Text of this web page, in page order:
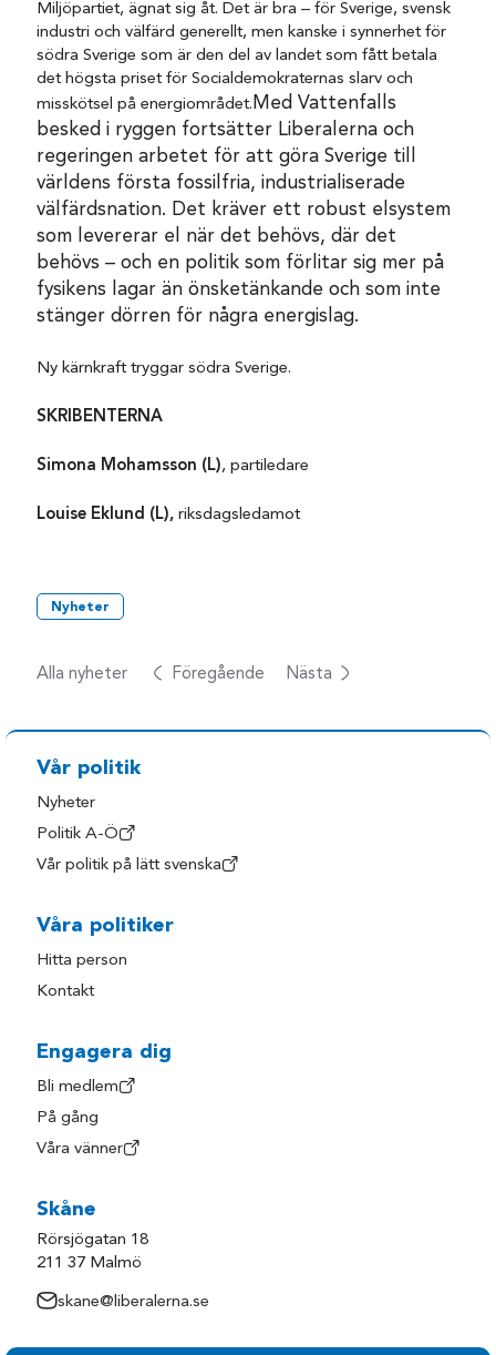
Miljöpartiet, ägnat sig åt. Det är bra – för Sverige, svensk
industri och välfärd generellt, men kanske i synnerhet för
södra Sverige som är den del av landet som fått betala
det högsta priset för Socialdemokraternas slarv och
misskötsel på energiområdet. Med Vattenfalls
besked i ryggen fortsätter Liberalerna och
regeringen arbetet för att göra Sverige till
världens första fossilfria, industrialiserade
välfärdsnation. Det kräver ett robust elsystem
som levererar el när det behövs, där det
behövs – och en politik som förlitar sig mer på
fysikens lagar än önsketänkande och som inte
stänger dörren för några energislag.
Ny kärnkraft tryggar södra Sverige.
SKRIBENTERNA
Simona Mohamsson (L), partiledare
Louise Eklund (L), riksdagsledamot
Nyheter
Alla nyheter Föregående Nästa
Vår politik
Nyheter
Politik A-Ö
Vår politik på lätt svenska
Våra politiker
Hitta person
Kontakt
Engagera dig
Bli medlem
På gång
Våra vänner
Skåne
Rörsjögatan 18
211 37 Malmö
skane@liberalerna.se